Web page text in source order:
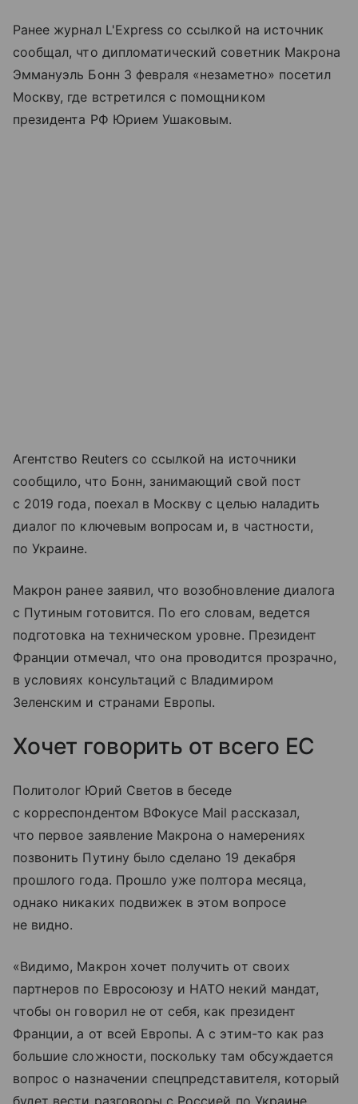
Ранее журнал L'Express со ссылкой на источник
сообщал, что дипломатический советник Макрона
Эммануэль Бонн 3 февраля «незаметно» посетил
Москву, где встретился с помощником
президента РФ Юрием Ушаковым.
Агентство Reuters со ссылкой на источники
сообщило, что Бонн, занимающий свой пост
с 2019 года, поехал в Москву с целью наладить
диалог по ключевым вопросам и, в частности,
по Украине.
Макрон ранее заявил, что возобновление диалога
с Путиным готовится. По его словам, ведется
подготовка на техническом уровне. Президент
Франции отмечал, что она проводится прозрачно,
в условиях консультаций с Владимиром
Зеленским и странами Европы.
Хочет говорить от всего ЕС
Политолог Юрий Светов в беседе
с корреспондентом ВФокусе Mail рассказал,
что первое заявление Макрона о намерениях
позвонить Путину было сделано 19 декабря
прошлого года. Прошло уже полтора месяца,
однако никаких подвижек в этом вопросе
не видно.
«Видимо, Макрон хочет получить от своих
партнеров по Евросоюзу и НАТО некий мандат,
чтобы он говорил не от себя, как президент
Франции, а от всей Европы. А с этим-то как раз
большие сложности, поскольку там обсуждается
вопрос о назначении спецпредставителя, который